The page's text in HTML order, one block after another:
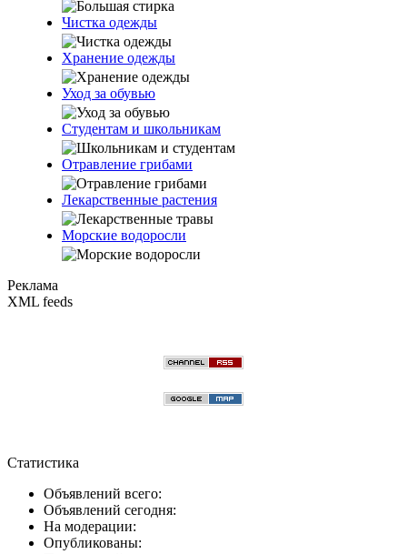
Чистка одежды
Хранение одежды
Уход за обувью
Студентам и школьникам
Отравление грибами
Лекарственные растения
Морские водоросли
Реклама
XML feeds
Статистика
Объявлений всего:
Объявлений сегодня:
На модерации:
Опубликованы: